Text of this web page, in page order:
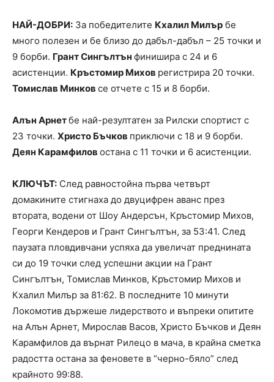
НАЙ-ДОБРИ: За победителите Кхалил Милър бе
много полезен и бе близо до дабъл-дабъл – 25 точки и
9 борби. Грант Сингълтън финишира с 24 и 6
асистенции. Кръстомир Михов регистрира 20 точки.
Томислав Минков се отчете с 15 и 8 борби.
Алън Арнетбе най-резултатен за Рилски спортист с
23 точки. Христо Бъчков приключи с 18 и 9 борби.
Деян Карамфилов остана с 11 точки и 6 асистенции.
КЛЮЧЪТ: След равностойна първа четвърт
домакините стигнаха до двуцифрен аванс през
втората, водени от Шоу Андерсън, Кръстомир Михов,
Георги Кендеров и Грант Сингълтън, за 53:41. След
паузата пловдивчани успяха да увеличат преднината
си до 19 точки след успешни акции на Грант
Сингълтън, Томислав Минков, Кръстомир Михов и
Кхалил Милър за 81:62. В последните 10 минути
Локомотив държеше лидерството и въпреки опитите
на Алън Арнет, Мирослав Васов, Христо Бъчков и Деян
Карамфилов да върнат Рилецо в мача, в крайна сметка
радостта остана за феновете в “черно-бяло” след
крайното 99:88.